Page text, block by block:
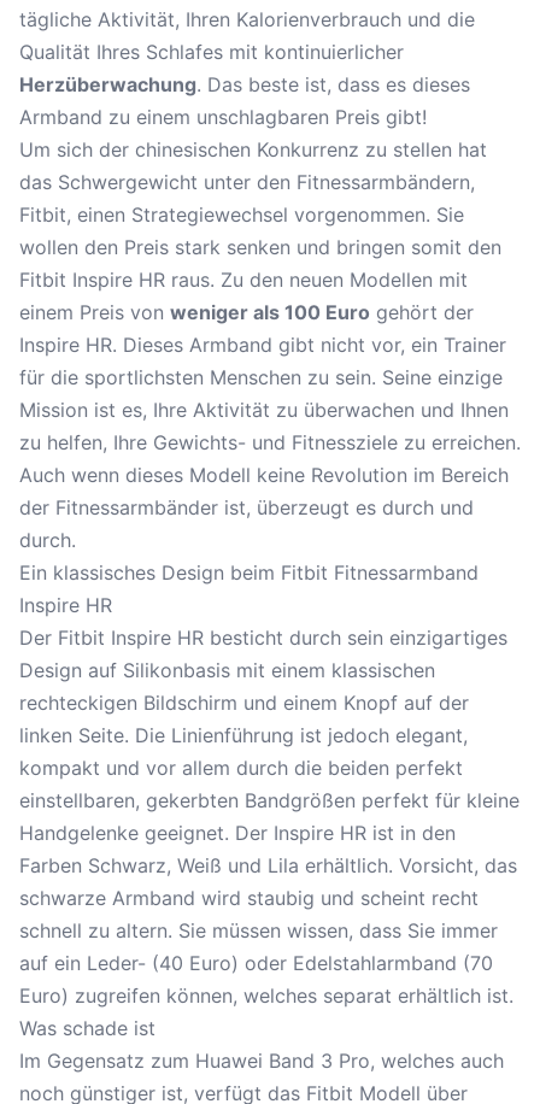
tägliche Aktivität, Ihren Kalorienverbrauch und die
Qualität Ihres Schlafes mit kontinuierlicher
Herzüberwachung. Das beste ist, dass es dieses
Armband zu einem unschlagbaren Preis gibt!
Um sich der chinesischen Konkurrenz zu stellen hat
das Schwergewicht unter den Fitnessarmbändern,
Fitbit, einen Strategiewechsel vorgenommen. Sie
wollen den Preis stark senken und bringen somit den
Fitbit Inspire HR raus. Zu den neuen Modellen mit
einem Preis von weniger als 100 Euro gehört der
Inspire HR. Dieses Armband gibt nicht vor, ein Trainer
für die sportlichsten Menschen zu sein. Seine einzige
Mission ist es, Ihre Aktivität zu überwachen und Ihnen
zu helfen, Ihre Gewichts- und Fitnessziele zu erreichen.
Auch wenn dieses Modell keine Revolution im Bereich
der Fitnessarmbänder ist, überzeugt es durch und
durch.
Ein klassisches Design beim Fitbit Fitnessarmband
Inspire HR
Der Fitbit Inspire HR besticht durch sein einzigartiges
Design auf Silikonbasis mit einem klassischen
rechteckigen Bildschirm und einem Knopf auf der
linken Seite. Die Linienführung ist jedoch elegant,
kompakt und vor allem durch die beiden perfekt
einstellbaren, gekerbten Bandgrößen perfekt für kleine
Handgelenke geeignet. Der Inspire HR ist in den
Farben Schwarz, Weiß und Lila erhältlich. Vorsicht, das
schwarze Armband wird staubig und scheint recht
schnell zu altern. Sie müssen wissen, dass Sie immer
auf ein Leder- (40 Euro) oder Edelstahlarmband (70
Euro) zugreifen können, welches separat erhältlich ist.
Was schade ist
Im Gegensatz zum Huawei Band 3 Pro, welches auch
noch günstiger ist, verfügt das Fitbit Modell über